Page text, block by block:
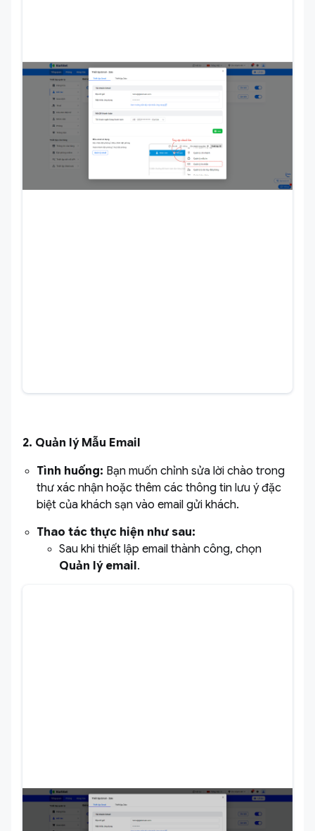
2. Quản lý Mẫu Email
Tình huống: Bạn muốn chỉnh sửa lời chào trong
thư xác nhận hoặc thêm các thông tin lưu ý đặc
biệt của khách sạn vào email gửi khách.
Thao tác thực hiện như sau:
Sau khi thiết lập email thành công, chọn
Quản lý email.